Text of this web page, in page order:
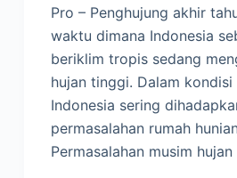
Pro – Penghujung akhir
waktu dimana Indonesia
beriklim tropis sedang
hujan tinggi. Dalam
Indonesia sering
permasalahan rumah
Permasalahan musim